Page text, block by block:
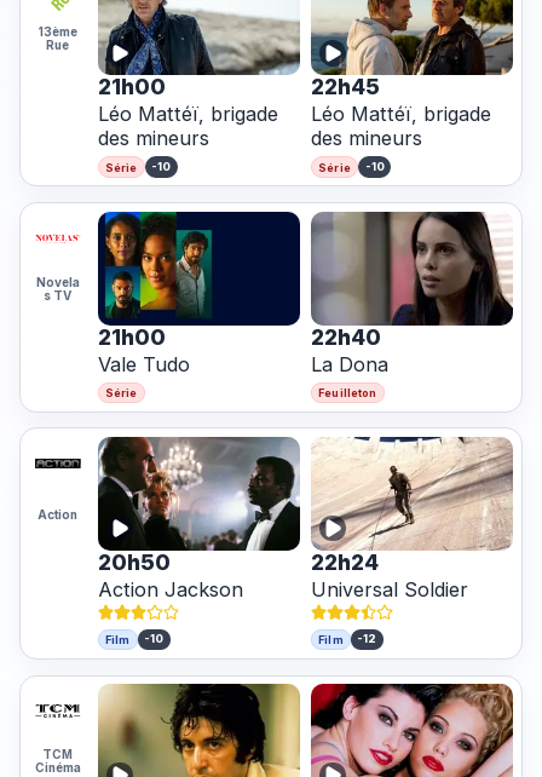
13ème
Rue
21h00
Léo Mattéï, brigade
des mineurs
Série -10
22h45
Léo Mattéï, brigade
des mineurs
Série -10
Novela
s TV
21h00
Vale Tudo
Série
22h40
La Dona
Feuilleton
Action
20h50
Action Jackson
Film -10
22h24
Universal Soldier
Film -12
TCM
Cinéma